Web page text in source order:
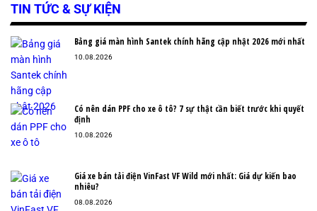
TIN TỨC & SỰ KIỆN
Bảng giá màn hình Santek chính hãng cập nhật 2026 mới nhất
10.08.2026
Có nên dán PPF cho xe ô tô? 7 sự thật cần biết trước khi quyết
định
10.08.2026
Giá xe bán tải điện VinFast VF Wild mới nhất: Giá dự kiến bao
nhiêu?
08.08.2026